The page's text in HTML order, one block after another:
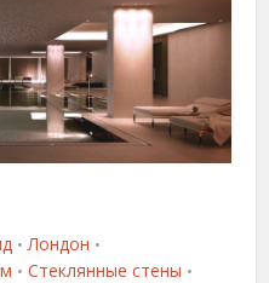
• Лондон •
• Стеклянные стены •